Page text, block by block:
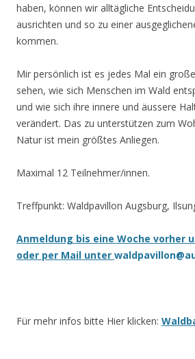
haben, können wir alltägliche
ausrichten und so zu einer
kommen.
Mir persönlich ist es jedes Mal ein
sehen, wie sich Menschen im Wald
und wie sich ihre innere und äussere
verändert. Das zu unterstützen zum
Natur ist mein größtes Anliegen.
Maximal 12 Teilnehmer/innen.
Treffpunkt: Waldpavillon Augsburg,
Anmeldung bis eine Woche vorher
oder per Mail unter
Für mehr infos bitte Hier klicken: